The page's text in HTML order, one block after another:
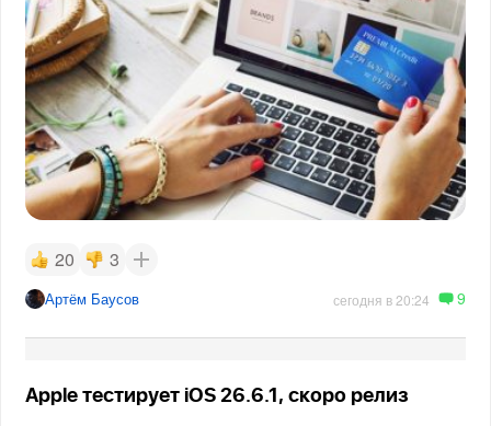
20 3
Артём Баусов сегодня в 20:24 9
Apple тестирует iOS 26.6.1, скоро релиз